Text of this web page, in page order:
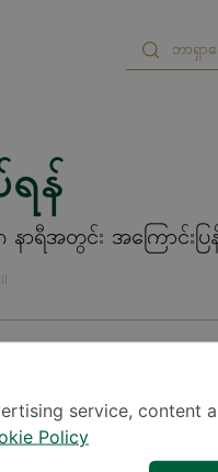
ရန်
ာရီအတွင်း အကြောင်းပြ
service, content
Policy